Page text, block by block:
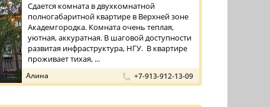
Сдается комната в двухкомнатной
полногабаритной квартире в Верхней зоне
Академгородка. Комната очень теплая,
уютная, аккуратная. В шаговой доступности
развитая инфраструктура, НГУ. В квартире
проживает тихая, ...
Алина +7-913-912-13-09